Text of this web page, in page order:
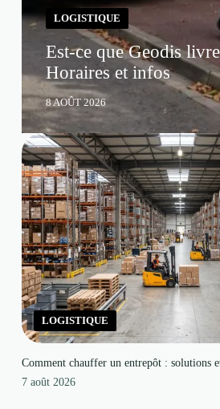
LOGISTIQUE
Est-ce que Geodis
Horaires et infos
8 AOÛT 2026
LOGISTIQUE
Comment chauffer un entrepôt : solutions
7 août 2026